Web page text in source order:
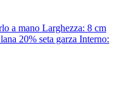
a mano Larghezza: 8 cm
20% seta garza Interno: